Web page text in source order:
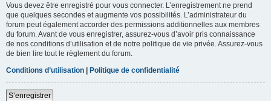
Vous devez être enregistré pour vous connecter. L’enregistrement ne prend
que quelques secondes et augmente vos possibilités. L’administrateur du
forum peut également accorder des permissions additionnelles aux membres
du forum. Avant de vous enregistrer, assurez-vous d’avoir pris connaissance
de nos conditions d’utilisation et de notre politique de vie privée. Assurez-vous
de bien lire tout le règlement du forum.
Conditions d’utilisation | Politique de confidentialité
S’enregistrer